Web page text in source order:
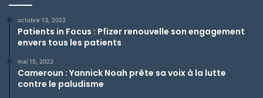
octobre 13, 2022
Patients in Focus : Pfizer renouvelle son engagement
envers tous les patients
mai 15, 2022
Cameroun : Yannick Noah prête sa voix à la lutte
contre le paludisme